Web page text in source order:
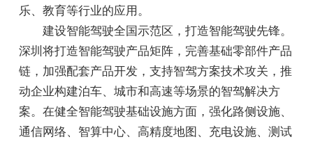
乐、教育等行业的应用。
建设智能驾驶全国示范区，打造智能驾驶先锋。
深圳将打造智能驾驶产品矩阵，完善基础零部件产品
链，加强配套产品开发，支持智驾方案技术攻关，推
动企业构建泊车、城市和高速等场景的智驾解决方
案。在健全智能驾驶基础设施方面，强化路侧设施、
通信网络、智算中心、高精度地图、充电设施、测试